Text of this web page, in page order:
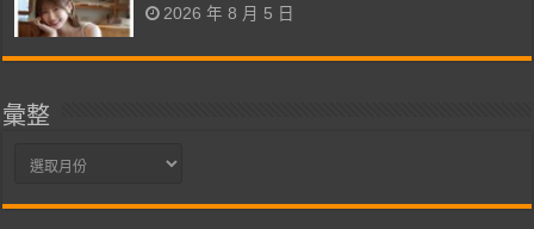
2026 年 8 月 5 日
彙整
彙